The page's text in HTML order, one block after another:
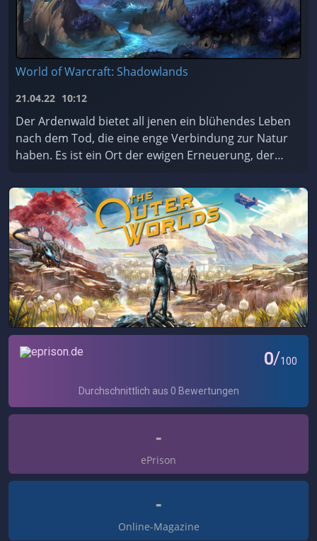
World of Warcraft: Shadowlands
21.04.22 10:12
Der Ardenwald bietet all jenen ein blühendes Leben
nach dem Tod, die eine enge Verbindung zur Natur
haben. Es ist ein Ort der ewigen Erneuerung, der
...
-
ePrison
-
Online-Magazine